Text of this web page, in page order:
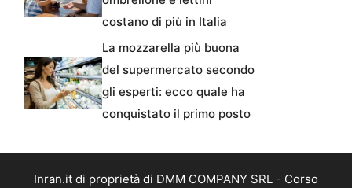
costano di più in Italia
La mozzarella più buona
del supermercato secondo
gli esperti: ecco quale ha
conquistato il primo posto
Inran.it di proprietà di DMM COMPANY SRL - Corso